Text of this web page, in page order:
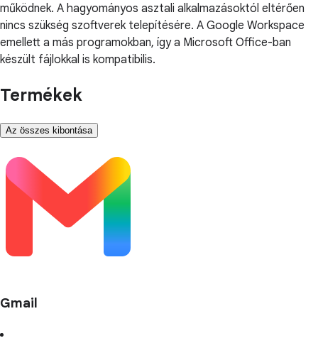
működnek. A hagyományos asztali alkalmazásoktól eltérően
nincs szükség szoftverek telepítésére. A Google Workspace
emellett a más programokban, így a Microsoft Office-ban
készült fájlokkal is kompatibilis.
Termékek
Az összes kibontása
Gmail